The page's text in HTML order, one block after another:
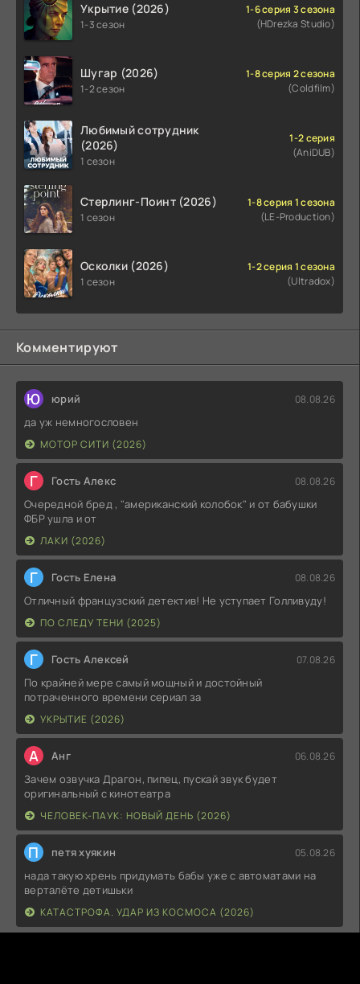
Укрытие (2026)
1-3 сезон
1-6 серия 3 сезона
(HDrezka Studio)
Шугар (2026)
1-2 сезон
1-8 серия 2 сезона
(Coldfilm)
Любимый сотрудник
(2026)
1 сезон
1-2 серия
(AniDUB)
Стерлинг-Поинт (2026)
1 сезон
1-8 серия 1 сезона
(LE-Production)
Осколки (2026)
1 сезон
1-2 серия 1 сезона
(Ultradox)
Комментируют
Ю юрий 08.08.26
да уж немногословен
МОТОР СИТИ (2026)
Г Гость Алекс 08.08.26
Очередной бред , "американский колобок" и от бабушки
ФБР ушла и от
ЛАКИ (2026)
Г Гость Елена 08.08.26
Отличный французский детектив! Не уступает Голливуду!
ПО СЛЕДУ ТЕНИ (2025)
Г Гость Алексей 07.08.26
По крайней мере самый мощный и достойный
потраченного времени сериал за
УКРЫТИЕ (2026)
А Анг 06.08.26
Зачем озвучка Драгон, пипец, пускай звук будет
оригинальный с кинотеатра
ЧЕЛОВЕК-ПАУК: НОВЫЙ ДЕНЬ (2026)
П петя хуякин 05.08.26
нада такую хрень придумать бабы уже с автоматами на
верталёте детишьки
КАТАСТРОФА. УДАР ИЗ КОСМОСА (2026)